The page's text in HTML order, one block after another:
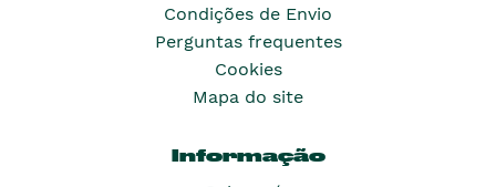
Condições de Envio
Perguntas frequentes
Cookies
Mapa do site
Informação